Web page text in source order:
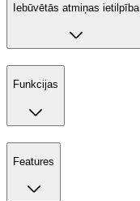
Iebūvētās atmiņas ietilpība
Funkcijas
Features